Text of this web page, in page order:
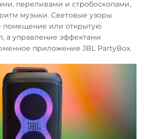
переливами и стробоскопами,
музыки. Световые узоры
или открытую
а управление эффектами
приложение JBL PartyBox.